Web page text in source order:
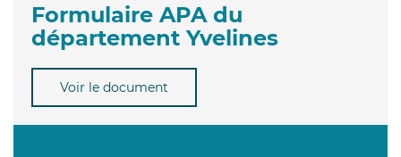
Formulaire APA du
département Yvelines
Voir le document